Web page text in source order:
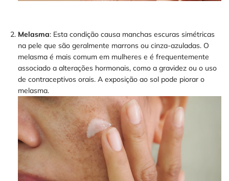
Melasma: Esta condição causa manchas escuras simétricas
na pele que são geralmente marrons ou cinza-azuladas. O
melasma é mais comum em mulheres e é frequentemente
associado a alterações hormonais, como a gravidez ou o uso
de contraceptivos orais. A exposição ao sol pode piorar o
melasma.